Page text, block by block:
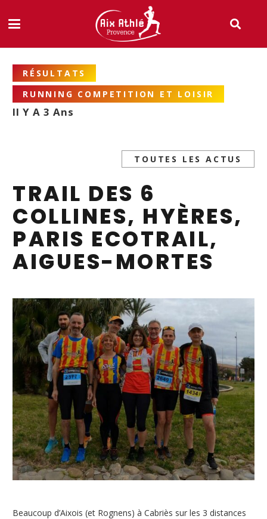
RÉSULTATS
RUNNING COMPETITION ET LOISIR
Il Y A 3 Ans
TOUTES LES ACTUS
TRAIL DES 6
COLLINES, HYÈRES,
PARIS ECOTRAIL,
AIGUES-MORTES
Beaucoup d’Aixois (et Rognens) à Cabriès sur les 3 distances